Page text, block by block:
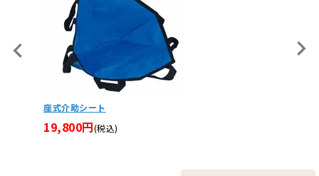
座式介助シート
19,800円(税込)